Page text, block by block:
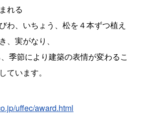
れる
わ、いちょう、松を４本ずつ植え
、実がなり、
季節により建築の表情が変わるこ
ています。
uffec/award.html